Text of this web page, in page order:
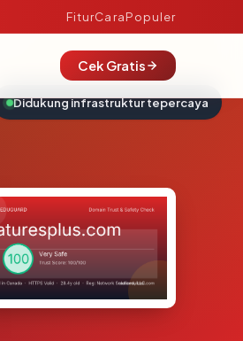
FiturCaraPopuler
Cek Gratis
Didukung infrastruktur tepercaya